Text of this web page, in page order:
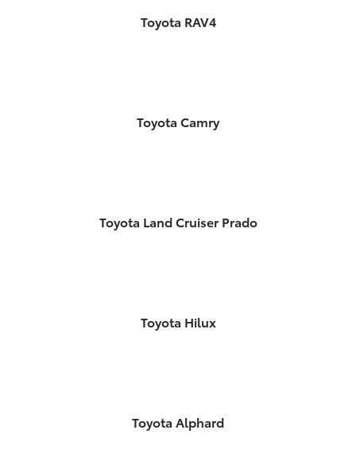
Toyota RAV4
Toyota Camry
Toyota Land Cruiser Prado
Toyota Hilux
Toyota Alphard